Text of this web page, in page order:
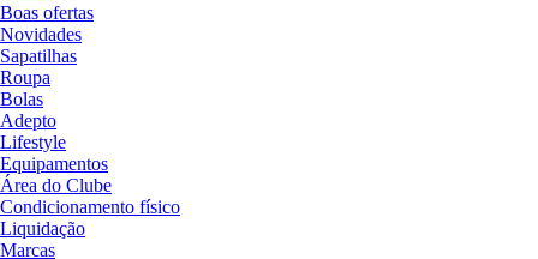
Boas ofertas
Novidades
Sapatilhas
Roupa
Bolas
Adepto
Lifestyle
Equipamentos
Área do Clube
Condicionamento físico
Liquidação
Marcas